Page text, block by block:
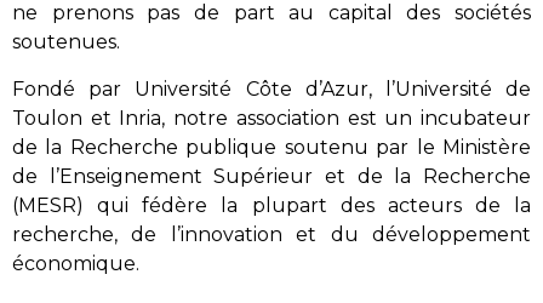
ne prenons pas de part au capital des sociétés
soutenues.
Fondé par Université Côte d’Azur, l’Université de
Toulon et Inria, notre association est un incubateur
de la Recherche publique soutenu par le Ministère
de l’Enseignement Supérieur et de la Recherche
(MESR) qui fédère la plupart des acteurs de la
recherche, de l’innovation et du développement
économique.